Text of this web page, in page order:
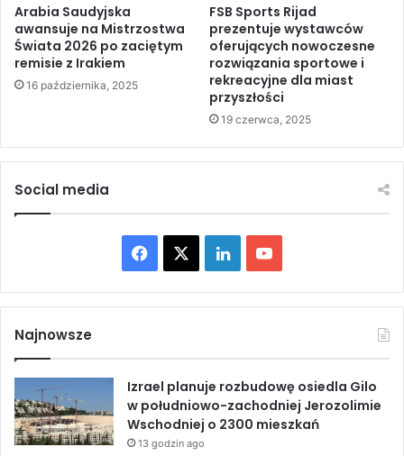
o
w
a
n
e
r
e
z
n
i
t
y
c
h
r
l
e
k
a
n
i
Arabia Saudyjska
awansuje na Mistrzostwa
Świata 2026 po zaciętym
remisie z Irakiem
16 października, 2025
FSB Sports Rijad
prezentuje wystawców
oferujących nowoczesne
rozwiązania sportowe i
rekreacyjne dla miast
przyszłości
19 czerwca, 2025
Social media
a
e
b
o
L
i
k
e
d
o
T
u
b
Najnowsze
Izrael planuje rozbudowę osiedla Gilo
w południowo-zachodniej Jerozolimie
Wschodniej o 2300 mieszkań
13 godzin ago